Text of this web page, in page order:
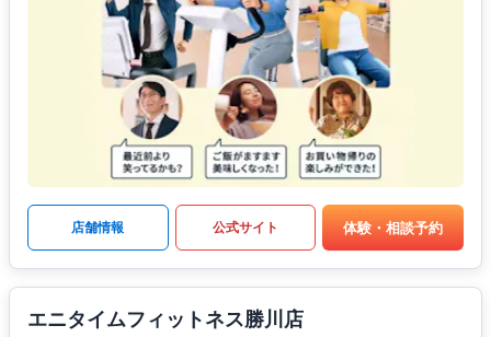
店舗情報 公式サイト 体験・相談予約
エニタイムフィットネス勝川店